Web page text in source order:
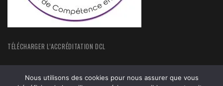
TÉLÉCHARGER L’ACCRÉDITATION DCL
Nous utilisons des cookies pour nous assurer que vous